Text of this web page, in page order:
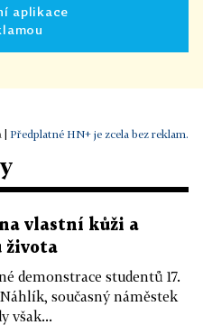
aplikace
Předplatné HN+ je zcela bez reklam.
vlastní kůži a
života
demonstrace studentů 17.
současný náměstek
však...